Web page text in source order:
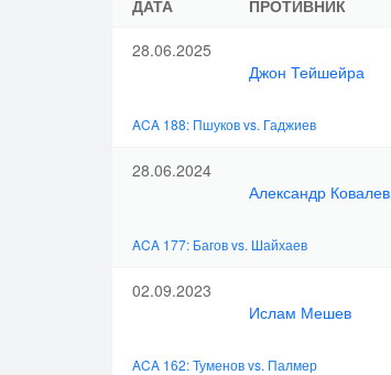
ДАТА ПРОТИВНИК
28.06.2025
Джон Тейшейра
ACA 188: Пшуков vs. Гаджиев
28.06.2024
Александр Ковалев
ACA 177: Багов vs. Шайхаев
02.09.2023
Ислам Мешев
ACA 162: Туменов vs. Палмер